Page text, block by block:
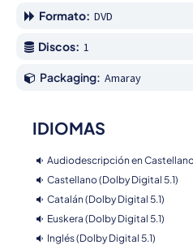
Formato: DVD
Discos: 1
Packaging: Amaray
IDIOMAS
Audiodescripción en
Castellano (Dolby Digital 5.1)
Catalán (Dolby Digital 5.1)
Euskera (Dolby Digital 5.1)
Inglés (Dolby Digital 5.1)